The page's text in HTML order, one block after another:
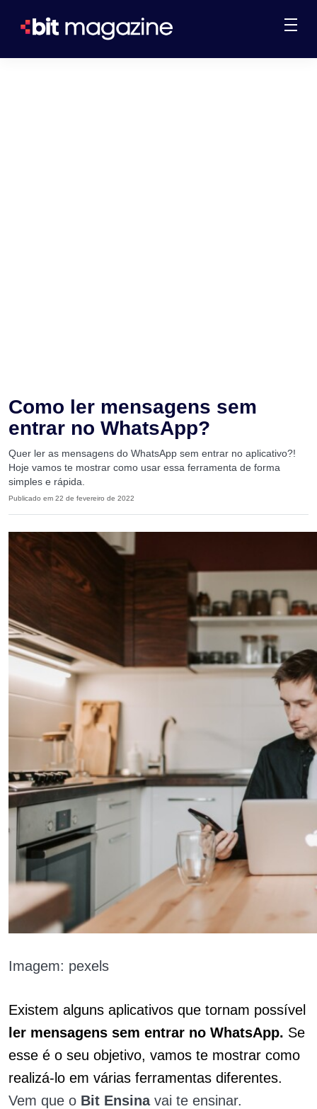
Como ler mensagens sem
entrar no WhatsApp?
Quer ler as mensagens do WhatsApp sem entrar no aplicativo?!
Hoje vamos te mostrar como usar essa ferramenta de forma
simples e rápida.
Publicado em 22 de fevereiro de 2022
Imagem: pexels
Existem alguns aplicativos que tornam possível
ler mensagens sem entrar no WhatsApp. Se
esse é o seu objetivo, vamos te mostrar como
realizá-lo em várias ferramentas diferentes.
Vem que o Bit Ensina vai te ensinar.